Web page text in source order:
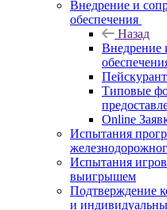
Внедрение и
обеспечения
Назад
Внедрение
Типовые
Online
Испытания
Испытания
выигрышем
Подтверждение
и